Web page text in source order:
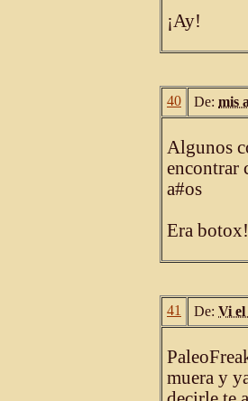
¡Ay!
40 De: mis
Algunos
encontrar
a#os
Era
41 De: Vi el
muera y